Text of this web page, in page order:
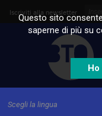
Skip to content
Iscriviti alla newsletter
Scegli la lingua
Questo sito
saperne di più su